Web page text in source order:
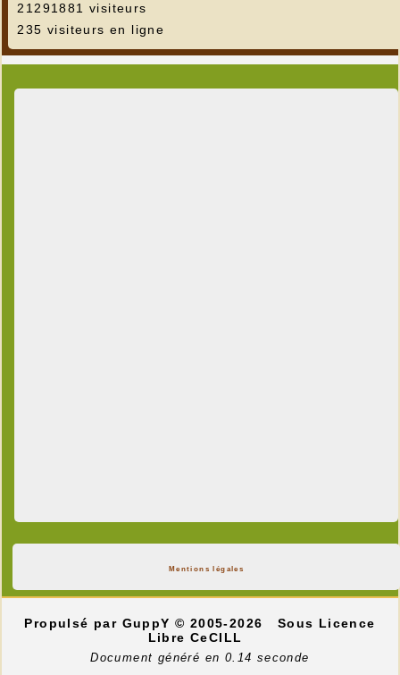
21291881 visiteurs
235 visiteurs en ligne
Mentions légales
Propulsé par GuppY© 2005-2026
Sous Licence
Libre CeCILL
Document généré en 0.14 seconde